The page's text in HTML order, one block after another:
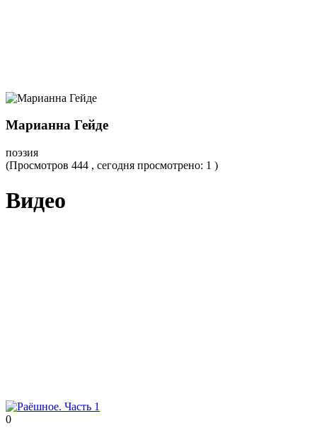
Марианна Гейде
поэзия
(Просмотров 444 , сегодня просмотрено: 1 )
Видео
0